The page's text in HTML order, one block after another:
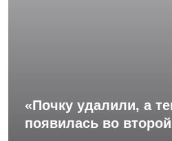
«Почку удалили, а
появилась во